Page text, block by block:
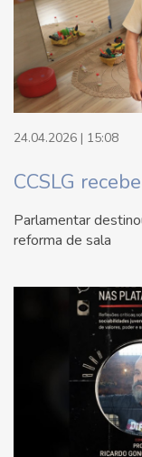
24.04.2026 | 15:08
CCSLG
Parlamentar
reforma de sala